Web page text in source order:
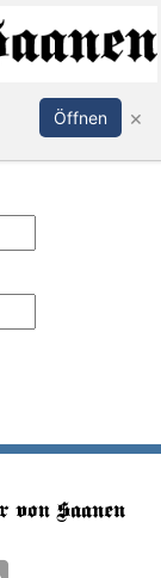
Öffnen ×